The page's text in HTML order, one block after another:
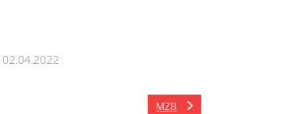
02.04.2022
MZB